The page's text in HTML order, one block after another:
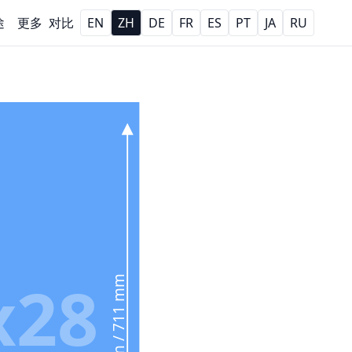
更多 对比 EN ZH DE FR ES PT JA RU
28 in / 711 mm